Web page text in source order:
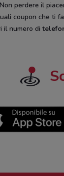
perdere il
coupon che ti
il numero di